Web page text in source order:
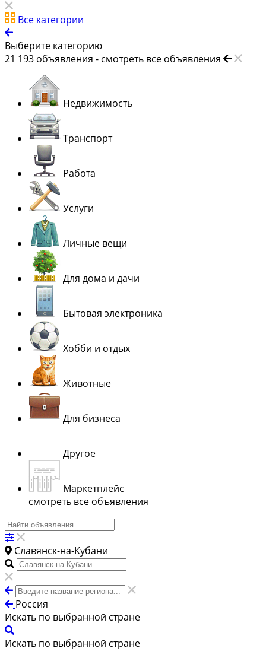
Все категории
Выберите категорию
21 193 объявления - смотреть все объявления
Недвижимость
Транспорт
Работа
Услуги
Личные вещи
Для дома и дачи
Бытовая электроника
Хобби и отдых
Животные
Для бизнеса
Другое
Маркетплейс
смотреть все объявления
Славянск-на-Кубани
Россия
Искать по выбранной стране
Искать по выбранной стране